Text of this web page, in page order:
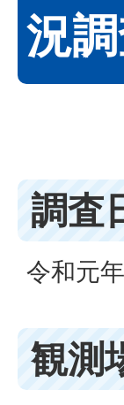
況
調査
令和元
観測